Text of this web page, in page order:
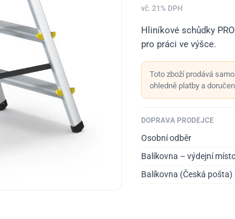
vč. 21% DPH
Hliníkové schůdky
pro práci ve výšce.
Toto zboží prodává
ohledně platby a
DOPRAVA PRODEJCE
Osobní odběr
Balíkovna – výdejní
Balíkovna (Česká pošta)